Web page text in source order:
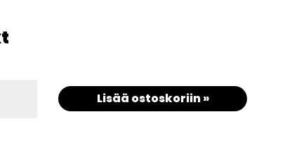
Lisää ostoskoriin »